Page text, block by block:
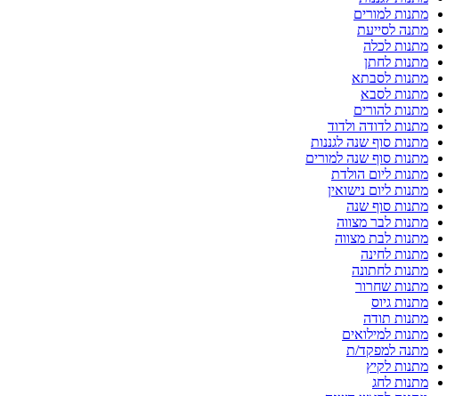
מתנות למורים
מתנה לסייעת
מתנות לכלה
מתנות לחתן
מתנות לסבתא
מתנות לסבא
מתנות להורים
מתנות לדודה ולדוד
מתנות סוף שנה לגננות
מתנות סוף שנה למורים
מתנות ליום הולדת
מתנות ליום נישואין
מתנות סוף שנה
מתנות לבר מצווה
מתנות לבת מצווה
מתנות לחינה
מתנות לחתונה
מתנות שחרור
מתנות גיוס
מתנות תודה
מתנות למילואים
מתנה למפקד/ת
מתנות לקיץ
מתנות לחג